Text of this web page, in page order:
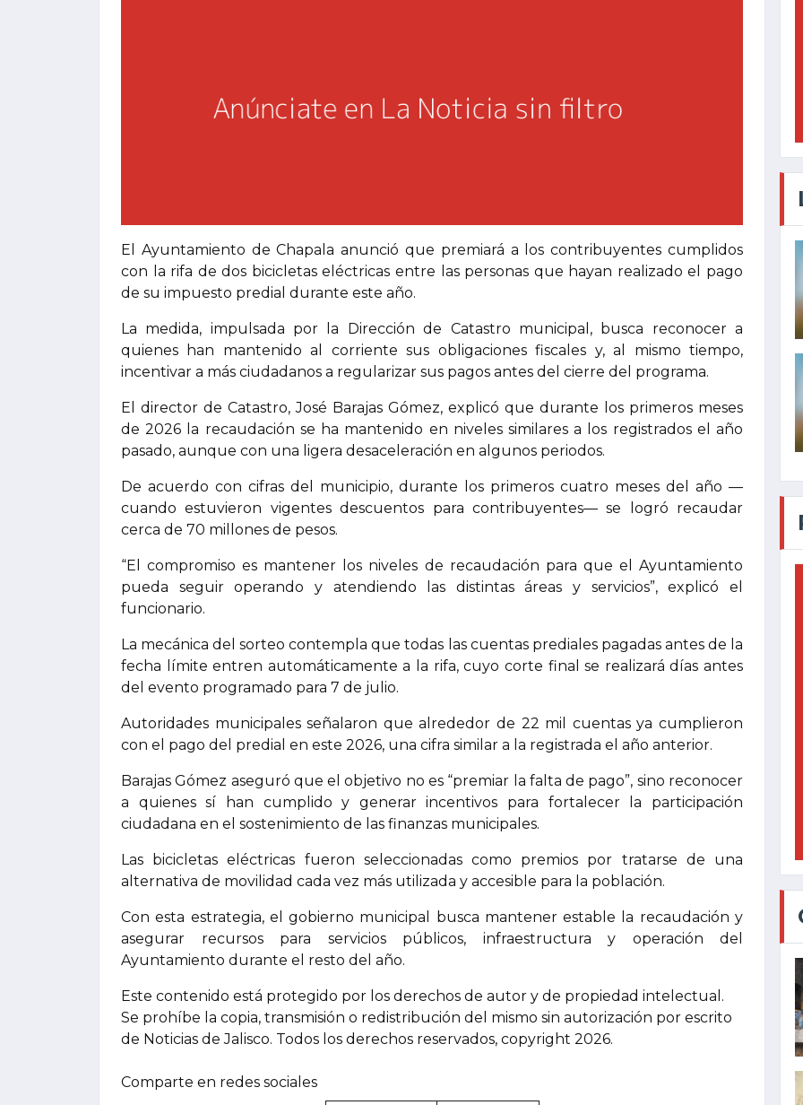
El Ayuntamiento de Chapala anunció que premiará a los contribuyentes cumplidos
con la rifa de dos bicicletas eléctricas entre las personas que hayan realizado el pago
de su impuesto predial durante este año.
La medida, impulsada por la Dirección de Catastro municipal, busca reconocer a
quienes han mantenido al corriente sus obligaciones fiscales y, al mismo tiempo,
incentivar a más ciudadanos a regularizar sus pagos antes del cierre del programa.
El director de Catastro, José Barajas Gómez, explicó que durante los primeros meses
de 2026 la recaudación se ha mantenido en niveles similares a los registrados el año
pasado, aunque con una ligera desaceleración en algunos periodos.
De acuerdo con cifras del municipio, durante los primeros cuatro meses del año —
cuando estuvieron vigentes descuentos para contribuyentes— se logró recaudar
cerca de 70 millones de pesos.
“El compromiso es mantener los niveles de recaudación para que el Ayuntamiento
pueda seguir operando y atendiendo las distintas áreas y servicios”, explicó el
funcionario.
La mecánica del sorteo contempla que todas las cuentas prediales pagadas antes de la
fecha límite entren automáticamente a la rifa, cuyo corte final se realizará días antes
del evento programado para 7 de julio.
Autoridades municipales señalaron que alrededor de 22 mil cuentas ya cumplieron
con el pago del predial en este 2026, una cifra similar a la registrada el año anterior.
Barajas Gómez aseguró que el objetivo no es “premiar la falta de pago”, sino reconocer
a quienes sí han cumplido y generar incentivos para fortalecer la participación
ciudadana en el sostenimiento de las finanzas municipales.
Las bicicletas eléctricas fueron seleccionadas como premios por tratarse de una
alternativa de movilidad cada vez más utilizada y accesible para la población.
Con esta estrategia, el gobierno municipal busca mantener estable la recaudación y
asegurar recursos para servicios públicos, infraestructura y operación del
Ayuntamiento durante el resto del año.
Este contenido está protegido por los derechos de autor y de propiedad intelectual.
Se prohíbe la copia, transmisión o redistribución del mismo sin autorización por escrito
de Noticias de Jalisco. Todos los derechos reservados, copyright 2026.
Comparte en redes sociales